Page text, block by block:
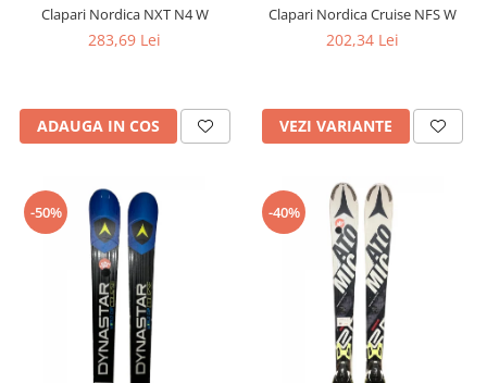
Clapari Nordica NXT N4 W
283,69 Lei
ADAUGA IN COS
Clapari Nordica Cruise NFS W
202,34 Lei
VEZI VARIANTE
-50% -40%